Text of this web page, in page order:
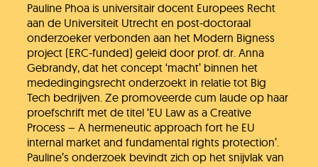
Pauline Phoa is universitair docent Europees Recht
aan de Universiteit Utrecht en post-doctoraal
onderzoeker verbonden aan het Modern Bigness
project (ERC-funded) geleid door prof. dr. Anna
Gebrandy, dat het concept ‘macht’ binnen het
mededingingsrecht onderzoekt in relatie tot Big
Tech bedrijven. Ze promoveerde cum laude op haar
proefschrift met de titel ‘EU Law as a Creative
Process – A hermeneutic approach fort he EU
internal market and fundamental rights protection’.
Pauline’s onderzoek bevindt zich op het snijvlak van